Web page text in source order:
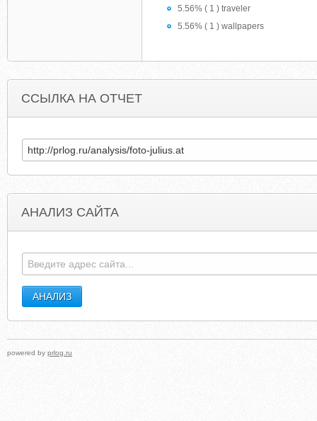
5.56% ( 1 ) traveler
5.56% ( 1 ) wallpapers
ССЫЛКА НА ОТЧЕТ
АНАЛИЗ САЙТА
powered by prlog.ru